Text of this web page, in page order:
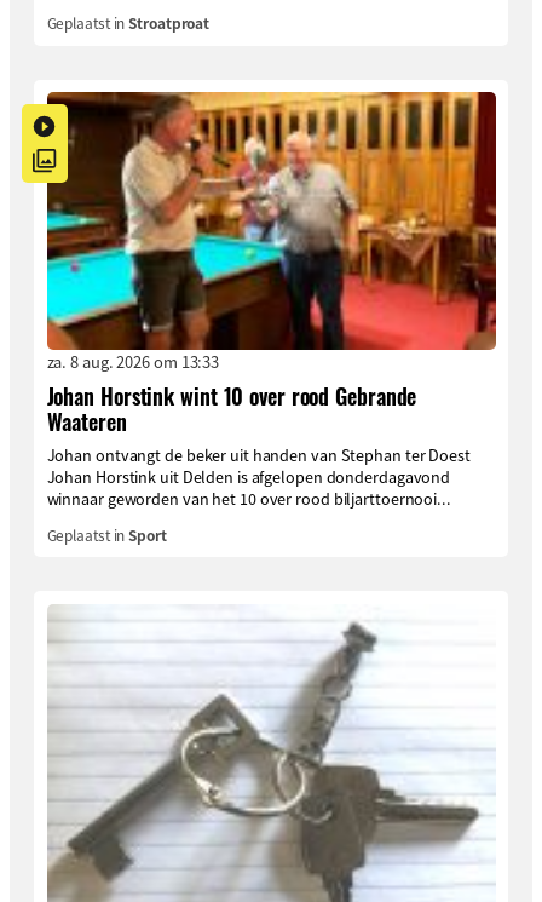
Geplaatst inStroatproat
za. 8 aug. 2026 om 13:33
Johan Horstink wint 10 over rood Gebrande
Waateren
Johan ontvangt de beker uit handen van Stephan ter Doest
Johan Horstink uit Delden is afgelopen donderdagavond
winnaar geworden van het 10 over rood biljarttoernooi...
Geplaatst inSport